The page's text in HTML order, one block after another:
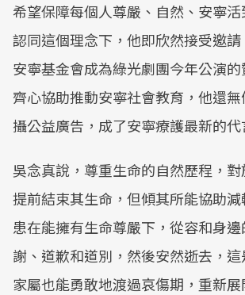
希望保障每個人尊嚴、自然、安寧
認同這個理念下，他即欣然接受邀
安寧基金會成為綠光劇團今年公演
齊心協助推動安寧社會教育，他還
攝公益廣告，成了安寧療護最新的代
吳念真說，尊重生命的自然歷程，
提前結束其生命，但傾其所能協助
患在能擁有生命尊嚴下，從容和身
謝、道歉和道別，然後安然逝去，這
家屬也能勇敢地渡過哀傷期，重新